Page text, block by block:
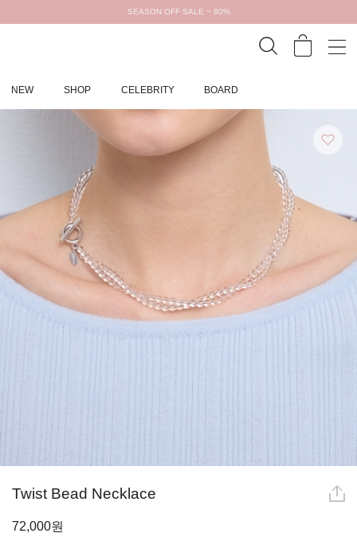
SEASON OFF SALE ~ 80%
NEW SHOP CELEBRITY BOARD
Twist Bead Necklace
72,000원